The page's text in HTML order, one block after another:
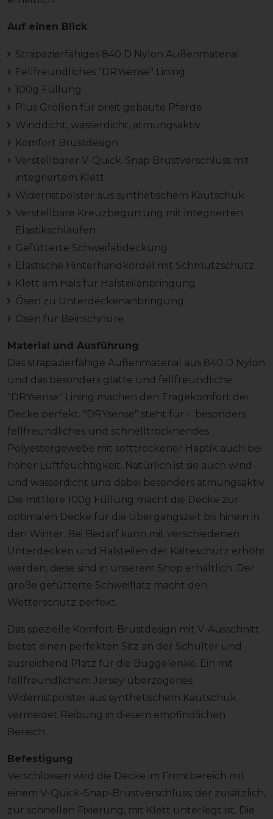
Auf einen Blick
Strapazierfähiges 840 D Nylon Außenmaterial
Fellfreundliches "DRYsense" Lining
100g Füllung
Plus Größen für breit gebaute Pferde
Winddicht, wasserdicht, atmungsaktiv
Komfort Brustdesign
Verstellbarer V-Quick-Snap Brustverschluss mit
integriertem Klett
Widerristpolster aus synthetischem Kautschuk
Verstellbare Kreuzbegurtung mit integrierten
Elastikschlaufen
Gefütterte Schweifabdeckung
Elastische Hinterhandkordel mit Schmutzschutz
Klett am Hals für Halsteilanbringung
Ösen zu Unterdeckenanbringung
Ösen für Beinschnüre
Material und Ausführung
Das strapazierfähige Außenmaterial aus 840 D Nylon
und das besonders glatte und fellfreundliche
"DRYsense" Lining machen den Tragekomfort der
Decke perfekt. "DRYsense" steht für - besonders
fellfreundliches und schnelltrocknendes
Polyestergewebe mit softtrockener Haptik auch bei
hoher Luftfeuchtigkeit. Natürlich ist sie auch wind-
und wasserdicht und dabei besonders atmungsaktiv.
Die mittlere 100g Füllung macht die Decke zur
optimalen Decke für die Übergangszeit bis hinein in
den Winter. Bei Bedarf kann mit verschiedenen
Unterdecken und Halsteilen der Kälteschutz erhöht
werden, diese sind in unserem Shop erhältlich. Der
große gefütterte Schweiflatz macht den
Wetterschutz perfekt.
Das spezielle Komfort-Brustdesign mit V-Ausschnitt
bietet einen perfekten Sitz an der Schulter und
ausreichend Platz für die Buggelenke. Ein mit
fellfreundlichem Jersey überzogenes
Widerristpolster aus synthetischem Kautschuk
vermeidet Reibung in diesem empfindlichen
Bereich.
Befestigung
Verschlossen wird die Decke im Frontbereich mit
einem V-Quick-Snap-Brustverschluss, der zusätzlich,
zur schnellen Fixierung, mit Klett unterlegt ist. Die